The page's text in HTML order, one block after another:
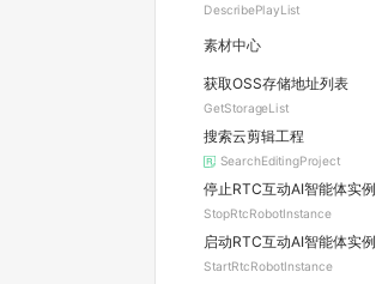
DescribePlayList
素材中心
获取OSS存储地址列表
GetStorageList
搜索云剪辑工程
SearchEditingProject
停止RTC互动AI智能体实例
StopRtcRobotInstance
启动RTC互动AI智能体实例
StartRtcRobotInstance